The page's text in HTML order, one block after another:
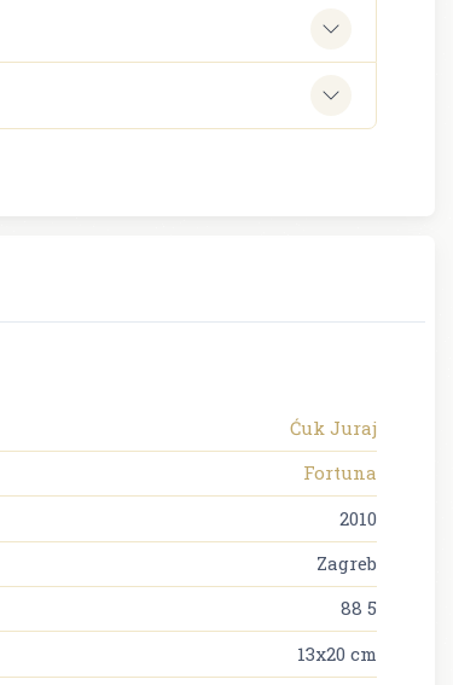
Ćuk Juraj
Fortuna
2010
Zagreb
88 5
13x20 cm